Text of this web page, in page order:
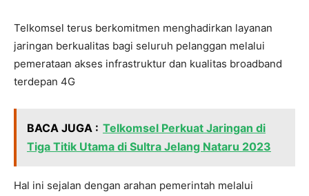
Telkomsel terus berkomitmen menghadirkan layanan
jaringan berkualitas bagi seluruh pelanggan melalui
pemerataan akses infrastruktur dan kualitas broadband
terdepan 4G
BACA JUGA : Telkomsel Perkuat Jaringan di
Tiga Titik Utama di Sultra Jelang Nataru 2023
Hal ini sejalan dengan arahan pemerintah melalui